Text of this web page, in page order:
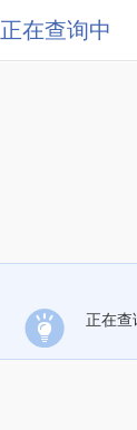
正在查询中
正在查